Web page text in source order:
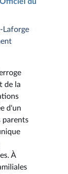
Laforge
de la
d'un
parents
À